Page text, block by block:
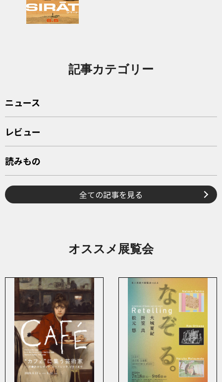
記事カテゴリー
ニュース
レビュー
読みもの
全ての記事を見る
オススメ展覧会